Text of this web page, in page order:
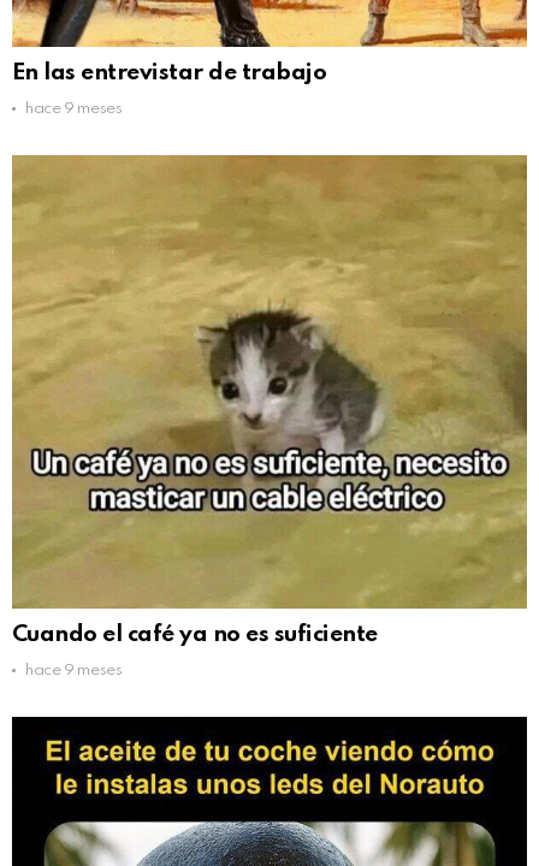
En las entrevistar de trabajo
hace 9 meses
Cuando el café ya no es suficiente
hace 9 meses